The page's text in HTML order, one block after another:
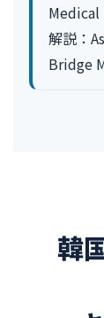
Medical
解説：
Bridge
韓